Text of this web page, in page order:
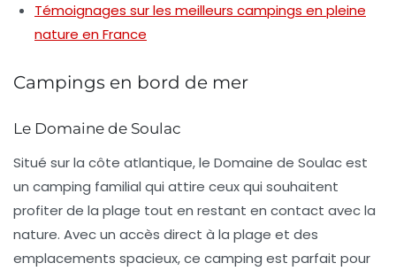
Témoignages sur les meilleurs campings en pleine
nature en France
Campings en bord de mer
Le Domaine de Soulac
Situé sur la côte atlantique, le Domaine de Soulac est
un camping familial qui attire ceux qui souhaitent
profiter de la plage tout en restant en contact avec la
nature. Avec un accès direct à la plage et des
emplacements spacieux, ce camping est parfait pour